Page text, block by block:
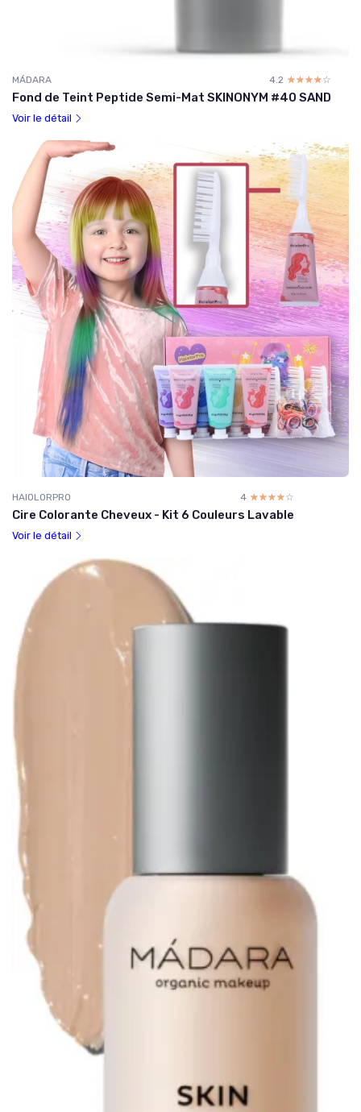
MÁDARA 4.2 ☆☆☆☆☆
★★★★★
Fond de Teint Peptide Semi-Mat SKINONYM #40 SAND
Voir le détail
HAIOLORPRO 4 ☆☆☆☆☆
★★★★★
Cire Colorante Cheveux - Kit 6 Couleurs Lavable
Voir le détail